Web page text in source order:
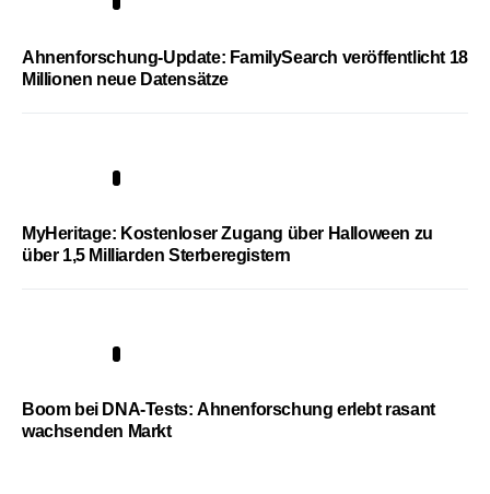
Ahnenforschung-Update: FamilySearch veröffentlicht 18
Millionen neue Datensätze
MyHeritage: Kostenloser Zugang über Halloween zu
über 1,5 Milliarden Sterberegistern
Boom bei DNA-Tests: Ahnenforschung erlebt rasant
wachsenden Markt